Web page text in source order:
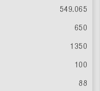
549.065
650
1350
100
88